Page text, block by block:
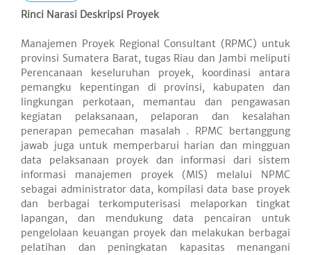
Rinci Narasi Deskripsi Proyek
Manajemen Proyek Regional Consultant (RPMC) untuk
provinsi Sumatera Barat, tugas Riau dan Jambi meliputi
Perencanaan keseluruhan proyek, koordinasi antara
pemangku kepentingan di provinsi, kabupaten dan
lingkungan perkotaan, memantau dan pengawasan
kegiatan pelaksanaan, pelaporan dan kesalahan
penerapan pemecahan masalah . RPMC bertanggung
jawab juga untuk memperbarui harian dan mingguan
data pelaksanaan proyek dan informasi dari sistem
informasi manajemen proyek (MIS) melalui NPMC
sebagai administrator data, kompilasi data base proyek
dan berbagai terkomputerisasi melaporkan tingkat
lapangan, dan mendukung data pencairan untuk
pengelolaan keuangan proyek dan melakukan berbagai
pelatihan dan peningkatan kapasitas menangani